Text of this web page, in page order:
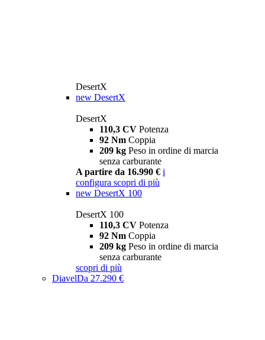
DesertX
new DesertX
DesertX
110,3 CV Potenza
92 Nm Coppia
209 kg Peso in ordine di marcia
senza carburante
A partire da 16.990 € i
configura scopri di più
new DesertX 100
DesertX 100
110,3 CV Potenza
92 Nm Coppia
209 kg Peso in ordine di marcia
senza carburante
scopri di più
DiavelDa 27.290 €